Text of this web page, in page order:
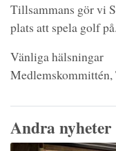
Tillsammans gör vi
plats att spela golf på.
Vänliga hälsningar
Andra nyheter